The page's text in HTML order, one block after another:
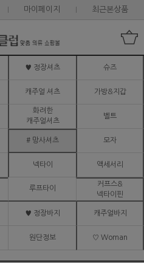
마이페이지 최근본상품
♥ 정장셔츠 슈즈
캐주얼 셔츠 가방&지갑
화려한
캐주얼셔츠
벨트
# 망사셔츠 모자
넥타이 액세서리
루프타이
커프스&
넥타이핀
♥ 정장바지 캐주얼바지
원단정보 ♡ Woman